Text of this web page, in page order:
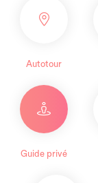
Autotour
Guide privé